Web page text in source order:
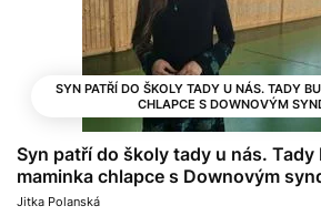
SYN PATŘÍ DO ŠKOLY TADY U NÁS. TADY
CHLAPCE S DOWNOVÝM
Syn patří do školy tady u nás. Tady
maminka chlapce s Downovým
Jitka Polanská